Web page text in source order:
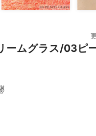
ームグラス/03ピ